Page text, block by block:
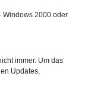
Windows 2000 oder
immer. Um das
Updates,